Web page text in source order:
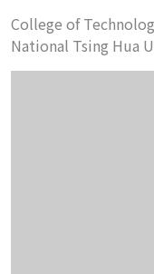
College of
National Tsing Hua